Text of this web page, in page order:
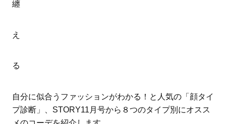
纏
え
る
自分に似合うファッションがわかる！と人気の「顔タイ
プ診断」、STORY11月号から８つのタイプ別にオスス